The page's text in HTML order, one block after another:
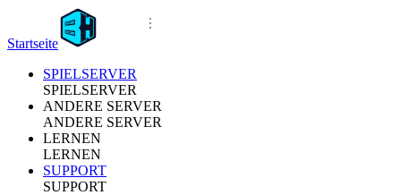
Startseite
SPIELSERVER
SPIELSERVER
ANDERE SERVER
ANDERE SERVER
LERNEN
LERNEN
SUPPORT
SUPPORT